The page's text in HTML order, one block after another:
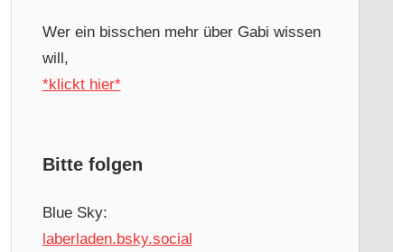
Wer ein bisschen mehr über Gabi wissen
will,
*klickt hier*
Bitte folgen
Blue Sky:
laberladen.bsky.social